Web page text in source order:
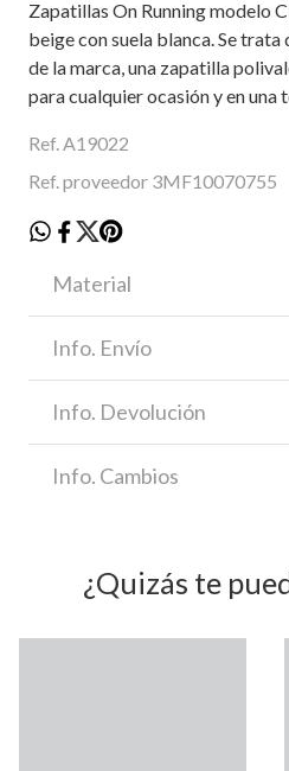
Zapatillas On Running modelo
beige con suela blanca. Se trata
de la marca, una zapatilla
para cualquier ocasión y en una
Ref. A19022
Ref. proveedor 3MF10070755
Material
Info. Envío
Info. Devolución
Info. Cambios
¿Quizás te